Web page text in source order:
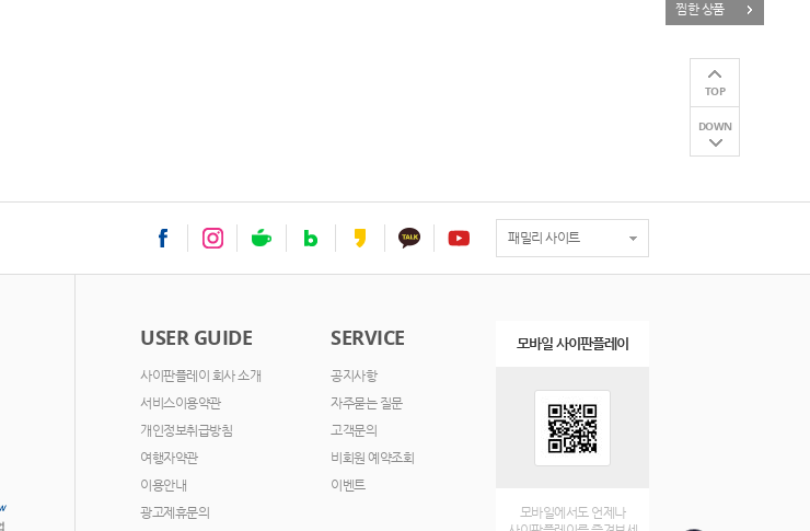
패밀리 사이트
USER GUIDE
사이판플레이 회사 소개
서비스이용약관
개인정보취급방침
여행자약관
이용안내
광고제휴문의
SERVICE
공지사항
자주묻는 질문
고객문의
비회원 예약조회
이벤트
모바일 사이판플레이
모바일에서도 언제나
찜한 상품
TOP
DOWN